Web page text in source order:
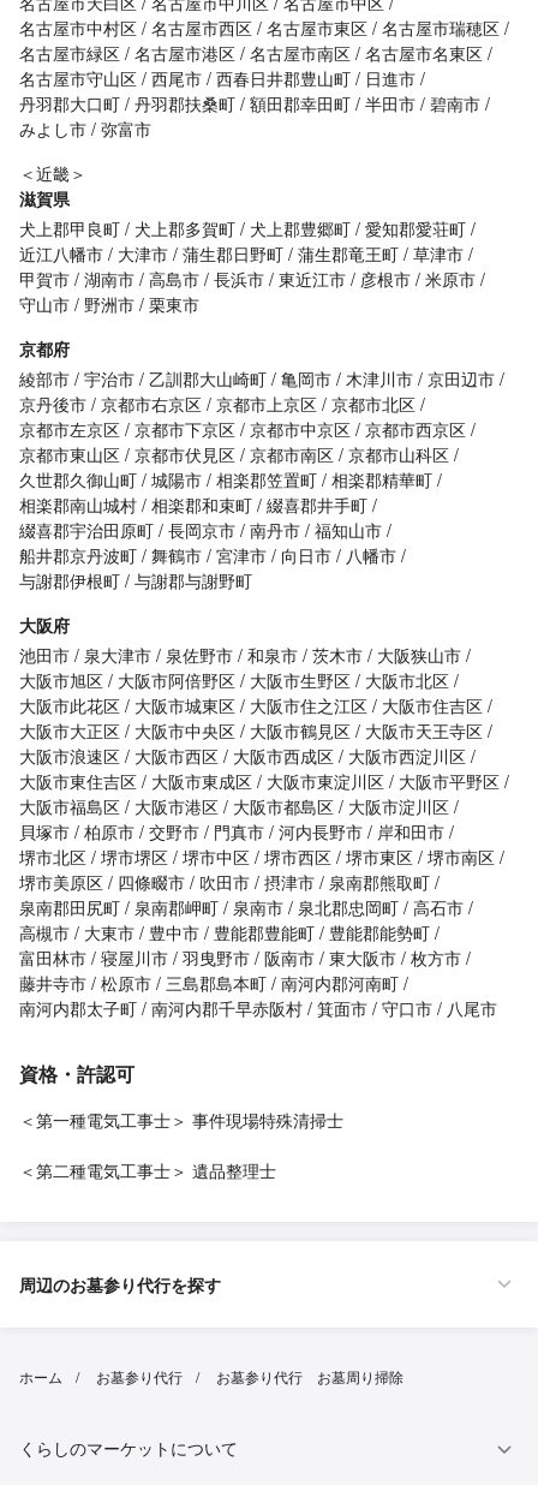
名古屋市中村区 名古屋市西区 名古屋市東区 名古屋市瑞穂区
名古屋市緑区 名古屋市港区 名古屋市南区 名古屋市名東区
名古屋市守山区 西尾市 西春日井郡豊山町
日進市
丹羽郡大口町 丹羽郡扶桑町 額田郡幸田町 半田市 碧南市
みよし市 弥富市
＜近畿＞
滋賀県
犬上郡甲良町 犬上郡多賀町 犬上郡豊郷町 愛知郡愛荘町
近江八幡市
大津市 蒲生郡日野町 蒲生郡竜王町 草津市
甲賀市 湖南市 高島市 長浜市 東近江市 彦根市 米原市
守山市 野洲市 栗東市
京都府
綾部市 宇治市 乙訓郡大山崎町 亀岡市 木津川市 京田辺市
京丹後市 京都市右京区 京都市上京区 京都市北区
京都市左京区 京都市下京区 京都市中京区 京都市西京区
京都市東山区 京都市伏見区 京都市南区 京都市山科区
久世郡久御山町 城陽市 相楽郡笠置町 相楽郡精華町
相楽郡南山城村 相楽郡和束町 綴喜郡井手町
綴喜郡宇治田原町 長岡京市 南丹市 福知山市
船井郡京丹波町 舞鶴市 宮津市 向日市
八幡市
与謝郡伊根町 与謝郡与謝野町
大阪府
池田市
泉大津市 泉佐野市 和泉市 茨木市
大阪狭山市
大阪市旭区
大阪市阿倍野区 大阪市生野区
大阪市北区
大阪市此花区
大阪市城東区 大阪市住之江区
大阪市住吉区
大阪市大正区
大阪市中央区 大阪市鶴見区
大阪市天王寺区
大阪市浪速区
大阪市西区 大阪市西成区
大阪市西淀川区
大阪市東住吉区
大阪市東成区 大阪市東淀川区
大阪市平野区
大阪市福島区
大阪市港区 大阪市都島区
大阪市淀川区
貝塚市 柏原市 交野市 門真市 河内長野市
岸和田市
堺市北区 堺市堺区 堺市中区 堺市西区 堺市東区 堺市南区
堺市美原区
四條畷市 吹田市 摂津市
泉南郡熊取町
泉南郡田尻町
泉南郡岬町 泉南市 泉北郡忠岡町 高石市
高槻市
大東市 豊中市 豊能郡豊能町
豊能郡能勢町
富田林市 寝屋川市 羽曳野市 阪南市 東大阪市 枚方市
藤井寺市 松原市 三島郡島本町 南河内郡河南町
南河内郡太子町 南河内郡千早赤阪村 箕面市 守口市 八尾市
資格・許認可
＜第一種電気工事士＞ 事件現場特殊清掃士
＜第二種電気工事士＞ 遺品整理士
周辺のお墓参り代行を探す
ホーム お墓参り代行 お墓参り代行 お墓周り掃除
くらしのマーケットについて